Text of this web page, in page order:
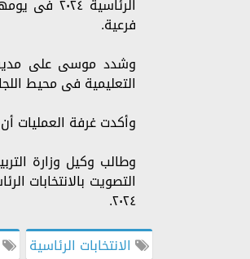
فرعية.
وشدد موسى على مديرى
التعليمية فى محيط
وأكدت غرفة العمليات أن
وطالب وكيل وزارة
التصويت بالانتخابات
٢٠٢٤.
الانتخابات الرئاسية